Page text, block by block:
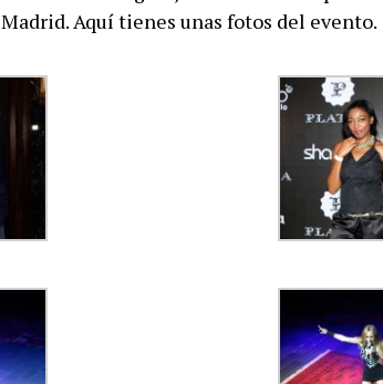
Madrid. Aquí tienes unas fotos del evento.